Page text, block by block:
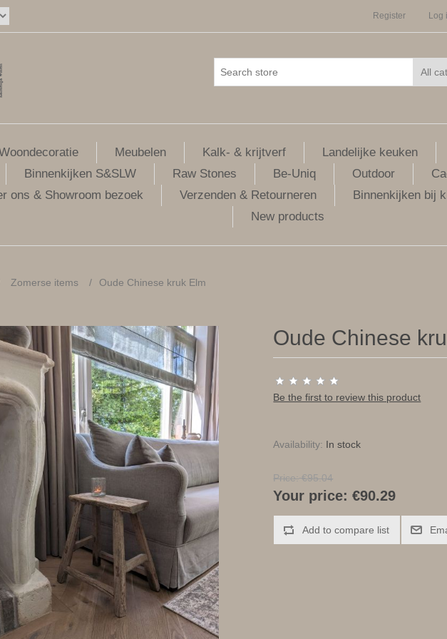
Register Log
Meubelen Kalk- & krijtverf Landelijke keuken
Binnenkijken S&SLW
Raw Stones Be-Uniq Outdoor
ons & Showroom bezoek
Verzenden & Retourneren Binnenkijken bij
New products
Zomerse items / Oude Chinese kruk Elm
Oude Chinese
Be the first to review this product
Availability: In stock
Price: €95.04
Your price: €90.29
Add to compare list